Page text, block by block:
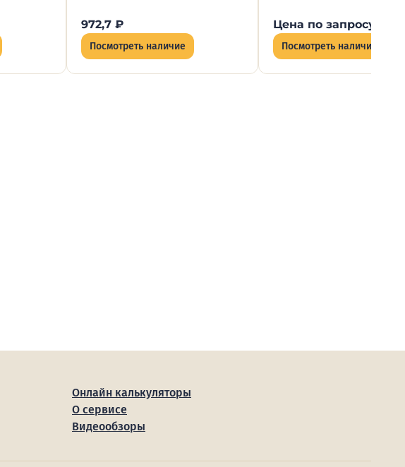
972,7 ₽
Посмотреть наличие
Цена по запросу
Посмотреть наличие
Онлайн калькуляторы
О сервисе
Видеообзоры